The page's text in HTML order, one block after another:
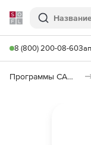
Softline
Поиск
8 (800) 200-08-60
Программы САПР и ГИС